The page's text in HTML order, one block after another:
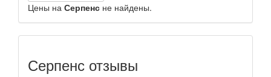
Цены на Серпенс не найдены.
Серпенс отзывы